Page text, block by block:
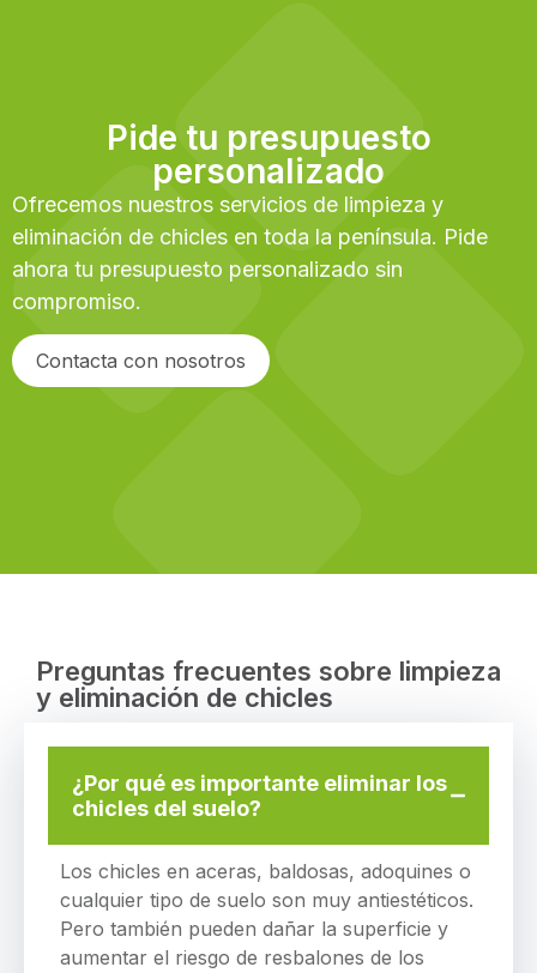
Pide tu presupuesto
personalizado
Ofrecemos nuestros servicios de limpieza y
eliminación de chicles en toda la península. Pide
ahora tu presupuesto personalizado sin
compromiso.
Contacta con nosotros
Preguntas frecuentes sobre limpieza
y eliminación de chicles
¿Por qué es importante eliminar los
chicles del suelo?
Los chicles en aceras, baldosas, adoquines o
cualquier tipo de suelo son muy antiestéticos.
Pero también pueden dañar la superficie y
aumentar el riesgo de resbalones de los